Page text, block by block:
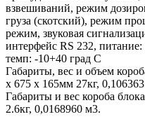
взвешиваний, режим
груза (скотский), режим
режим, звуковая
интерфейс RS 232,
темп: -10+40 град С
Габариты, вес и объем
х 675 х 165мм 27кг,
Габариты и вес короба
2.6кг, 0,0168960 м3.